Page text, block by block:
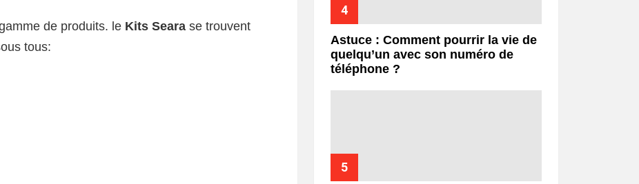
de produits. le Kits Seara se trouvent
tous:
Astuce : Comment pourrir la vie de
quelqu’un avec son numéro de
téléphone ?